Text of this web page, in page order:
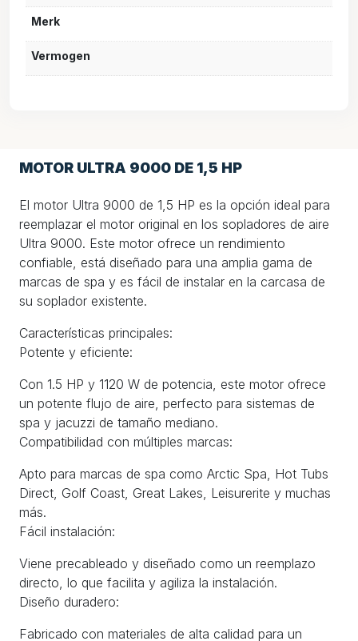
Merk
Vermogen
MOTOR ULTRA 9000 DE 1,5 HP
El motor Ultra 9000 de 1,5 HP es la opción ideal para
reemplazar el motor original en los sopladores de aire
Ultra 9000. Este motor ofrece un rendimiento
confiable, está diseñado para una amplia gama de
marcas de spa y es fácil de instalar en la carcasa de
su soplador existente.
Características principales:
Potente y eficiente:
Con 1.5 HP y 1120 W de potencia, este motor ofrece
un potente flujo de aire, perfecto para sistemas de
spa y jacuzzi de tamaño mediano.
Compatibilidad con múltiples marcas:
Apto para marcas de spa como Arctic Spa, Hot Tubs
Direct, Golf Coast, Great Lakes, Leisurerite y muchas
más.
Fácil instalación:
Viene precableado y diseñado como un reemplazo
directo, lo que facilita y agiliza la instalación.
Diseño duradero:
Fabricado con materiales de alta calidad para un